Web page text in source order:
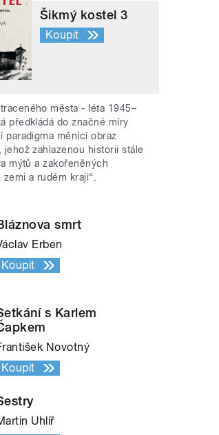
Šikmý kostel 3
Koupit
města - léta 1945–
předkládá do značné míry
paradigma měnící obraz
zahlazenou historii stále
mýtů a zakořeněných
a rudém kraji“.
smrt
Erben
Koupit
s Karlem
Novotný
Koupit
Uhlíř